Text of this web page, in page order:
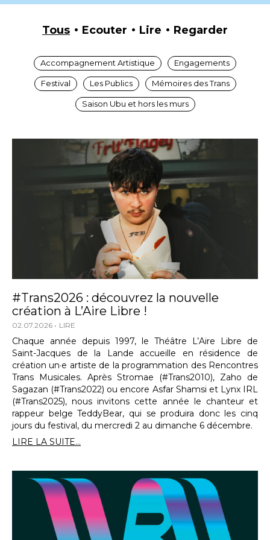
Tous Ecouter Lire Regarder
Accompagnement Artistique Engagements
Festival Les Publics Mémoires des Trans
Saison Ubu et hors les murs
#Trans2026 : découvrez la nouvelle
création à L’Aire Libre !
02.07.2026 LIRE
Chaque année depuis 1997, le Théâtre L’Aire Libre de
Saint-Jacques de la Lande accueille en résidence de
création un·e artiste de la programmation des Rencontres
Trans Musicales. Après Stromae (#Trans2010), Zaho de
Sagazan (#Trans2022) ou encore Asfar Shamsi et Lynx IRL
(#Trans2025), nous invitons cette année le chanteur et
rappeur belge TeddyBear, qui se produira donc les cinq
jours du festival, du mercredi 2 au dimanche 6 décembre.
LIRE LA SUITE...